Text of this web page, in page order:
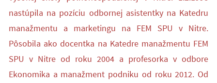
nastúpila na pozíciu odbornej asistentky na Katedru
manažmentu a marketingu na FEM SPU v Nitre.
Pôsobila ako docentka na Katedre manažmentu FEM
SPU v Nitre od roku 2004 a profesorka v odbore
Ekonomika a manažment podniku od roku 2012. Od